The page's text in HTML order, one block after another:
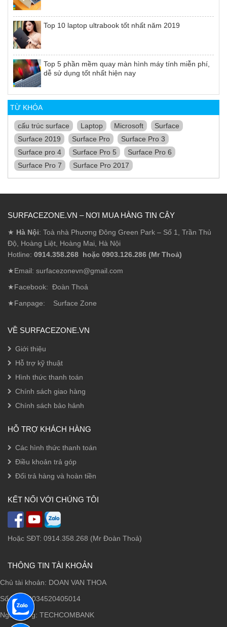
Top 10 laptop ultrabook tốt nhất năm 2019
Top 5 phần mềm quay màn hình máy tính miễn phí,
dễ sử dụng tốt nhất hiện nay
TỪ KHÓA
cấu trúc surface Laptop Microsoft
Surface
Surface 2019
Surface Pro
Surface Pro 3
Surface pro 4
Surface Pro 5
Surface Pro 6
Surface Pro 7
Surface Pro 2017
SURFACEZONE.VN – NƠI MUA HÀNG TIN CẬY
★ Hà Nội: Toà nhà Phương Đông Green Park – Số 1, Trần Thủ
Độ, Hoàng Liệt, Hoàng Mai, Hà Nội
Hotline: 0914.358.268 hoặc 0903.126.286 (Mr Thoả)
★Email: surfacezonevn@gmail.com
★Facebook: Đoàn Thoả
★Fanpage: Surface Zone
VỀ SURFACEZONE.VN
Giới thiệu
Hỗ trợ kỹ thuật
Hình thức thanh toán
Chính sách giao hàng
Chính sách bảo hảnh
HỖ TRỢ KHÁCH HÀNG
Các hình thức thanh toán
Điều khoản trả góp
Đổi trả hàng và hoàn tiền
KẾT NỐI VỚI CHÚNG TÔI
Hoặc SĐT: 0914.358.268 (Mr Đoàn Thoả)
THÔNG TIN TÀI KHOẢN
Chủ tài khoản: DOAN VAN THOA
Số TK: 19034520405014
Ngân hàng: TECHCOMBANK